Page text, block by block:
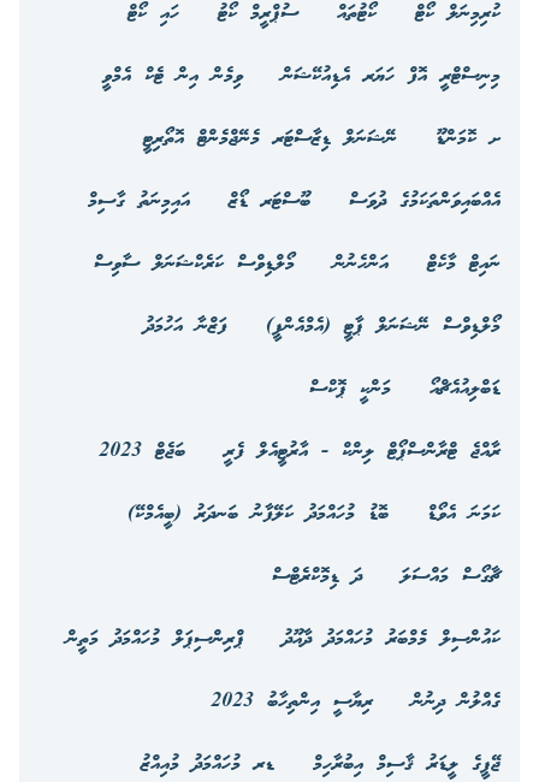
ކުރިމިނަލް ކޯޓް ކޯޓުތައް ސުޕްރީމް ކޯޓު
ހައި ކޯޓް
މިނިސްޓްރީ އޮފް ހަޔަރ އެޑިއުކޭޝަން
ވިމެން އިން ޓެކް އެމްވީ
ށ ކޮމަންޑޫ
ނޭޝަނަލް ޑިޒާސްޓަރ މެނޭޖްމެންޓް އޮތޯރިޓީ
އެއްބައިވަންތަކަމުގެ ދުވަސް
ބޫސްޓަރ ޑޯޒް
އައިމިނަތު ގާސިމް
ނައިޓް މާކެޓް
އަންހެނުން
މޯލްޑިވްސް ކަރެކްޝަނަލް ސާވިސް
މޯލްޑިވްސް ނޭޝަނަލް ޕާޓީ (އެމްއެންޕީ)
ފަޒްނާ އަހުމަދު
ޑަބްލިއުއެޗްއޯ
މަންކީ ޕޮކްސް
ރާއްޖެ ޓްރާންސްޕޯޓް ލިންކް - އާރުޓީއެލް ފެރީ
ބަޖެޓް 2023
ކަމަނަ އެވޯޑް
ބޮޑު މުހައްމަދު ކަލޭފާނު ބަނދަރު (ބީއެމްކޭ)
ޗާގޯސް މައްސަލަ
ދަ ޑިމޮކްރެޓްސް
ކައުންސިލް މެމްބަރު މުހައްމަދު ދާއޫދު
ޕްރިންސިޕަލް މުހައްމަދު މަތީން
ގެއްލުން ދިނުން
ރިޔާސީ އިންތިހާބު 2023
ޖޭޕީގެ ލީޑަރު ޤާސިމް އިބުރާހިމް
ޑރ މުހައްމަދު މުއިއްޒު